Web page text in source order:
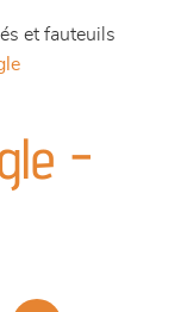
et fauteuils
-